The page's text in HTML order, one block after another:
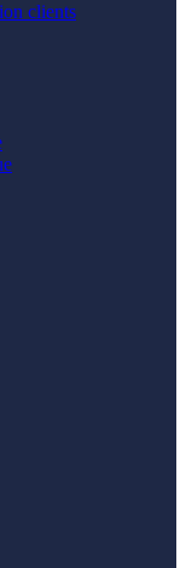
clients